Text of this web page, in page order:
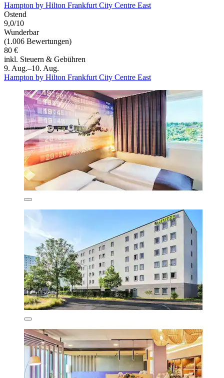
Hampton by Hilton Frankfurt City Centre East
Ostend
9,0/10
Wunderbar
(1.006 Bewertungen)
80 €
inkl. Steuern & Gebühren
9. Aug.–10. Aug.
Hampton by Hilton Frankfurt City Centre East